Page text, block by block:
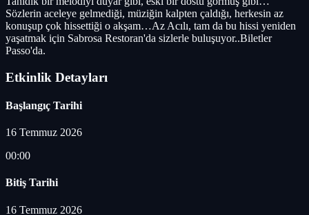
Sözlerin aceleye gelmediği, müziğin kalpten çaldığı, herkesin az
konuşup çok hissettiği o akşam…Az Acılı, tam da bu hissi yeniden
yaşatmak için Sabrosa Restoran'da sizlerle buluşuyor..Biletler
Passo'da.
Etkinlik Detayları
Başlangıç Tarihi
16 Temmuz 2026
00:00
Bitiş Tarihi
16 Temmuz 2026